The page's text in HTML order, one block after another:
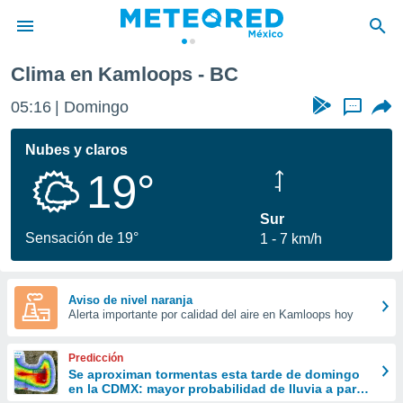
de
ha sido
calidad.
a este
las
y
forma
digital
basada
Clima en Kamloops - BC
05:16 Domingo ...
Nubes y claros
19°
Sensación de 19°
Sur
1
7 km/h
Aviso de nivel naranja
Alerta importante por calidad del aire en Kamloops hoy
Predicción
Se aproximan tormentas esta tarde de domingo
en la CDMX: mayor probabilidad de lluvia a partir